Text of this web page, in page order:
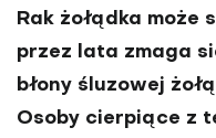
Rak żołądka może
przez lata zmaga
błony śluzowej
Osoby cierpiące z